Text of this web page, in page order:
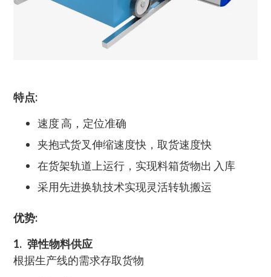
特点:
速度 高，定位准确
夹抱式货叉伸缩速度快，取货速度快
在货架轨道上运行，实现料箱货物出 入库
采用先进换轨技术实现灵活转轨搬运
优势:
1. 弹性物料供应
根据生产线的需求存取货物